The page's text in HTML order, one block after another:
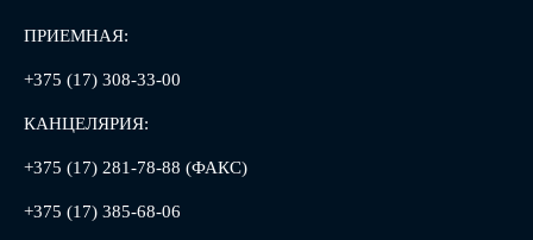
ПРИЕМНАЯ:
+375 (17) 308-33-00
КАНЦЕЛЯРИЯ:
+375 (17) 281-78-88 (ФАКС)
+375 (17) 385-68-06